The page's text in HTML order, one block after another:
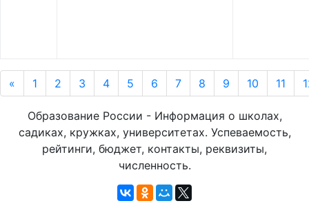
« 1 2 3 4 5 6 7 8 9 10 11
Образование России - Информация о школах,
садиках, кружках, университетах. Успеваемость,
рейтинги, бюджет, контакты, реквизиты,
численность.